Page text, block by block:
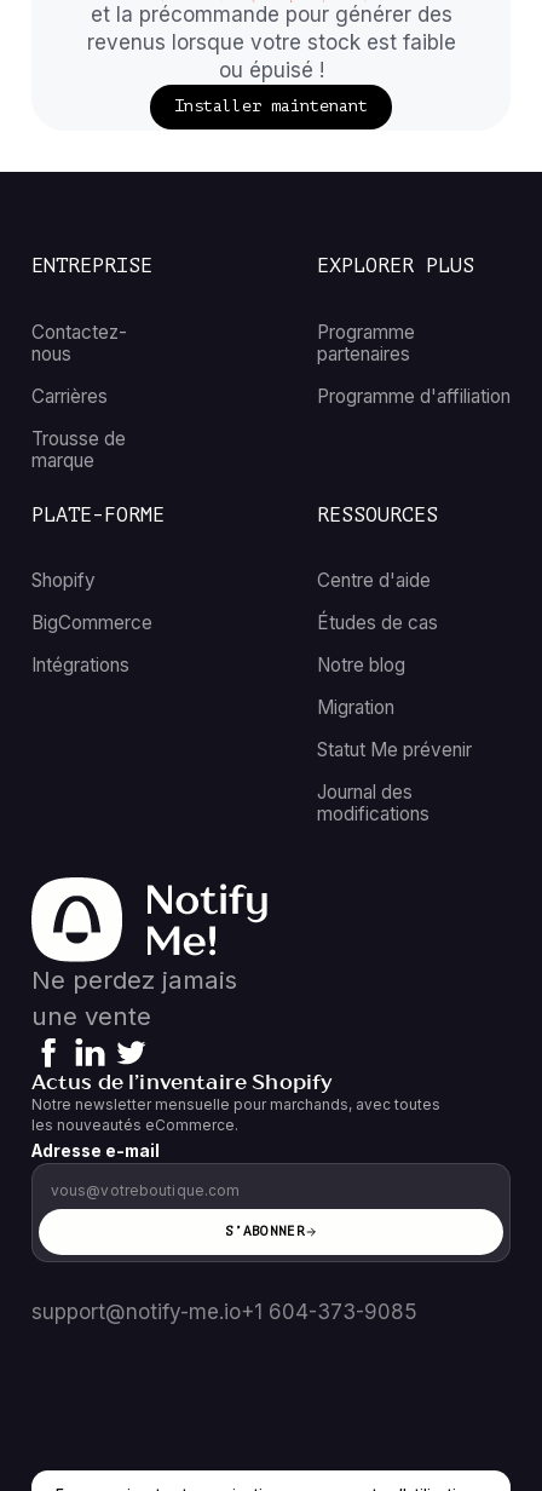
et la précommande pour générer des
revenus lorsque votre stock est faible
ou épuisé !
Installer maintenant
ENTREPRISE
Contactez-
nous
Carrières
Trousse de
marque
RESSOURCES
Centre d'aide
Études de cas
Notre blog
Migration
Statut Me prévenir
Journal des
modifications
EXPLORER PLUS
Programme
partenaires
Programme d'affiliation
PLATE-FORME
Shopify
BigCommerce
Intégrations
Ne perdez jamais
une vente
Actus de l’inventaire Shopify
Notre newsletter mensuelle pour marchands, avec toutes
les nouveautés eCommerce.
Adresse e-mail
S’ABONNER
support@notify-me.io+1 604-373-9085